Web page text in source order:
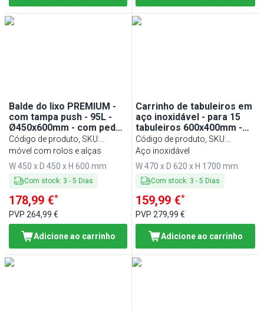
Balde do lixo PREMIUM -
com tampa push - 95L -
Ø450x600mm - com pedal
- fecho suave, rodas &
pega - Aço inoxidável
Código de produto, SKU:
ABFK100
móvel com rolos e alças
W 450 x D 450 x H 600 mm
Com stock: 3 - 5 Dias
178,99 €*
PVP 264,99 €
Adicione ao carrinho
Carrinho de tabuleiros em
aço inoxidável - para 15
tabuleiros 600x400mm -
com rodas silenciosas
Código de produto, SKU:
TWH1564N
Aço inoxidável
W 470 x D 620 x H 1700 mm
Com stock: 3 -5 Dias
159,99 €*
PVP279,99 €
Adicione ao carrinho